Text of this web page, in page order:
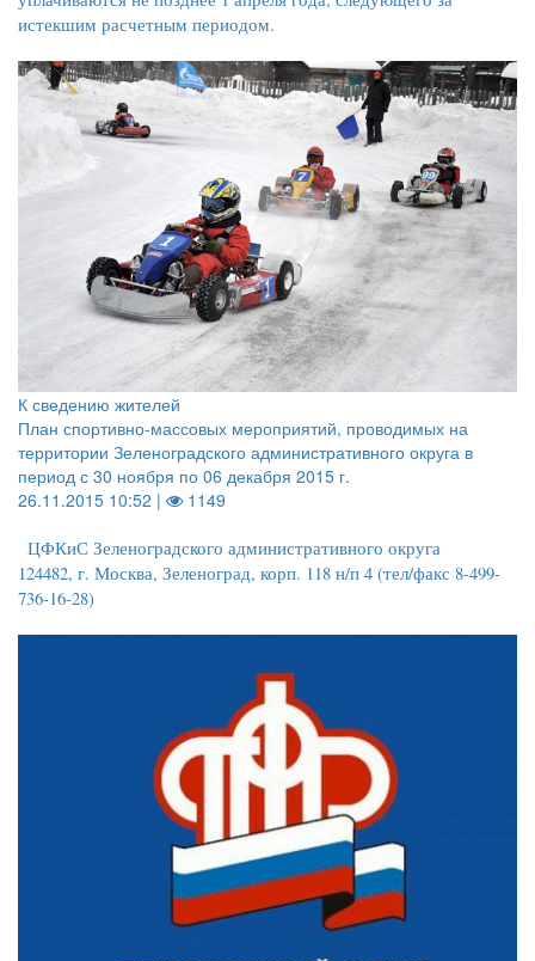
истекшим расчетным периодом.
К сведению жителей
План спортивно-массовых мероприятий, проводимых на
территории Зеленоградского административного округа в
период с 30 ноября по 06 декабря 2015 г.
26.11.2015 10:52 |
1149
ЦФКиС Зеленоградского административного округа
124482, г. Москва, Зеленоград, корп. 118 н/п 4 (тел/факс 8-499-
736-16-28)